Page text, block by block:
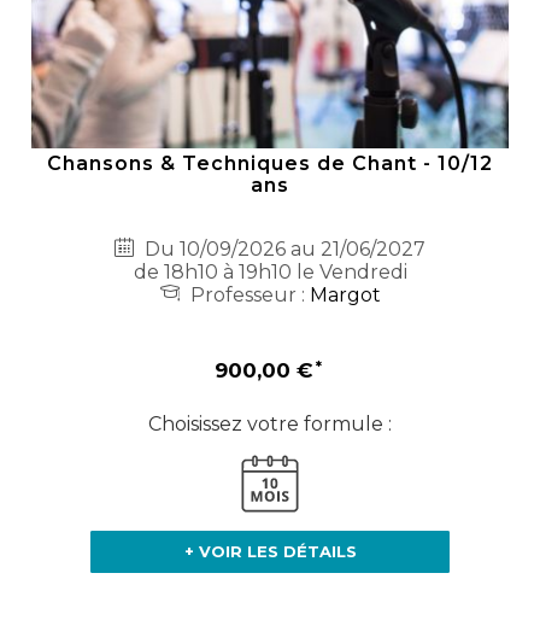
Chansons & Techniques de Chant - 10/12
ans
Du 10/09/2026 au 21/06/2027
de 18h10 à 19h10 le Vendredi
Professeur : Margot
900,00 €
Choisissez votre formule :
+ VOIR LES DÉTAILS